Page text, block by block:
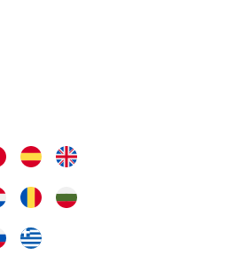
en marcha en una máquina
sur le produit, bruit discret ( sauf en
de panique, on peut le couper ) lumière
Très bon produit.